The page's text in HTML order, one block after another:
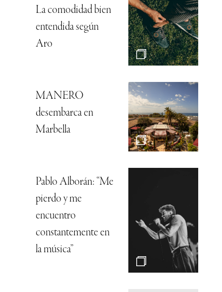
La comodidad bien
entendida según
Aro
MANERO
desembarca en
Marbella
Pablo Alborán: “Me
pierdo y me
encuentro
constantemente en
la música”